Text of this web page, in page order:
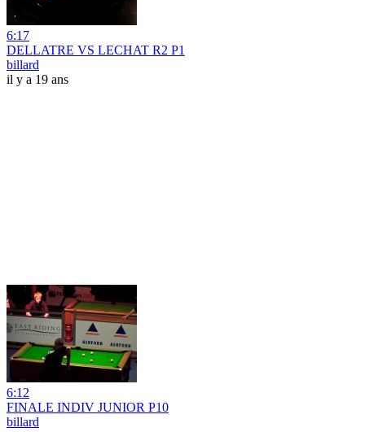
6:17
DELLATRE VS LECHAT R2 P1
billard
il y a 19 ans
6:12
FINALE INDIV JUNIOR P10
billard